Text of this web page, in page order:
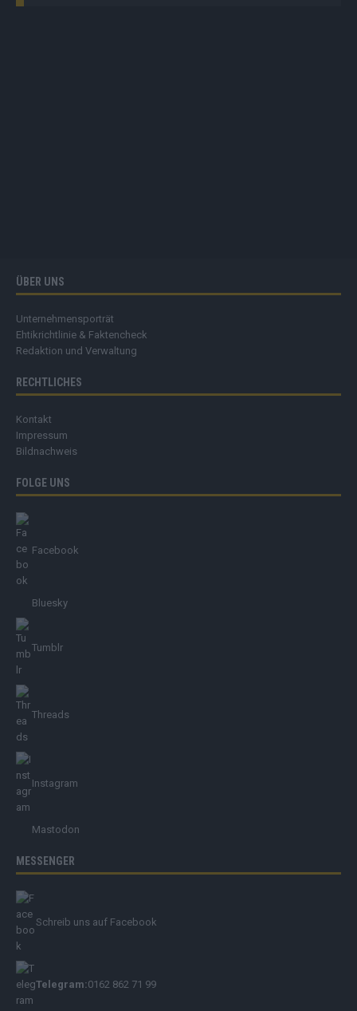
ÜBER UNS
Unternehmensporträt
Ehtikrichtlinie & Faktencheck
Redaktion und Verwaltung
RECHTLICHES
Kontakt
Impressum
Bildnachweis
FOLGE UNS
Facebook
Bluesky
Tumblr
Threads
Instagram
Mastodon
MESSENGER
Schreib uns auf Facebook
Telegram:0162 862 71 99